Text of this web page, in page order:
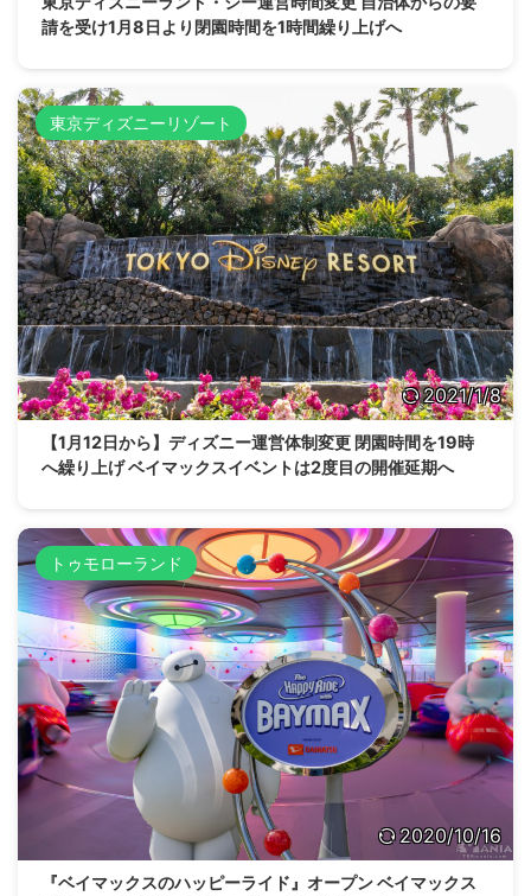
請を受け1月8日より閉園時間を1時間繰り上げへ
東京ディズニーリゾート
2021/1/8
【1月12日から】ディズニー運営体制変更 閉園時間を19時
へ繰り上げ ベイマックスイベントは2度目の開催延期へ
トゥモローランド
2020/10/16
『ベイマックスのハッピーライド』オープン ベイマックス